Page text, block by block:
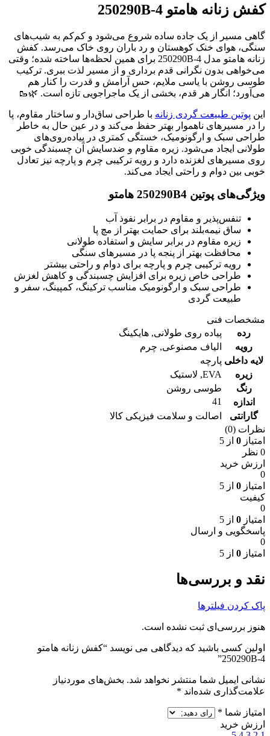
کفش زنانه هامتو 250290B-4
گاهی مسیر از یک جاده ساده شروع می‌شود و کم‌کم به شیب‌های
سنگی، هوای خنک کوهستان و رد باران روی خاک می‌رسد. کفش
زنانه هامتو مدل 250290B-4 برای همین لحظه‌ها ساخته شده؛ وقتی
می‌خواهی بدون نگرانی قدم برداری و از مسیر لذت ببری. ترکیب
طوسی روشن با یاسی ملایم، حس آرامش و قدرت را کنار هم
می‌آورد؛ انگار هر قدم، بخشی از یک ماجراجویی تازه است. 🌿🥾
این پوتین طبیعت گردی زنانه با طراحی ساق‌دار و ساختار مقاوم، پا
را در مسیرهای ناهموار بهتر حفظ می‌کند و در عین حال به خاطر
طراحی سبک و ارگونومیک، خستگی کمتری در پیاده‌روی‌های
طولانی ایجاد می‌شود. زیره مقاوم و ضدسایش آن چسبندگی خوبی
روی مسیرهای لغزنده دارد و رویه ترکیبی چرم و پارچه نیز تعادل
خوبی بین دوام و راحتی ایجاد می‌کند.
ویژگی‌های پوتین 250290B4 هامتو
تنفس‌پذیر و مقاوم در برابر نفوذ آب
ساق نیمه‌بلند برای حمایت بهتر از مچ پا
زیره مقاوم در برابر سایش و استفاده طولانی
محافظت بهتر از پنجه پا در مسیرهای سنگی
رویه ترکیبی چرم و پارچه برای دوام و راحتی بیشتر
طراحی خاص زیره برای افزایش چسبندگی و کاهش لغزش
طراحی سبک و ارگونومیک مناسب ترکینگ، کمپینگ، سفر و
طبیعت گردی
مشخصات فنی
رده
پیاده روی طولانی, هایکینگ
رویه
الیاف مصنوعی, چرم
لایه داخلی پارچه
زیره
EVA
, لاستیک
رنگ
طوسی روشن
اندازه
41
گارانتی
اصالت و سلامت فیزیکی کالا
نظرات (0)
امتیاز 0 از 5
0 نظر
ارزش خرید
0
امتیاز 0 از 5
کیفیت
0
امتیاز 0 از 5
پاسخگویی و ارسال
0
امتیاز 0 از 5
نقد و بررسی‌ها
پاک کردن فیلترها
هنوز بررسی‌ای ثبت نشده است.
اولین کسی باشید که دیدگاهی می نویسد “کفش زنانه هامتو
250290B-4”
نشانی ایمیل شما منتشر نخواهد شد. بخش‌های موردنیاز
علامت‌گذاری شده‌اند *
امتیاز شما *
ارزش خرید